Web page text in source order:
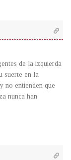
de la izquierda
suerte en la
no entienden que
nunca han